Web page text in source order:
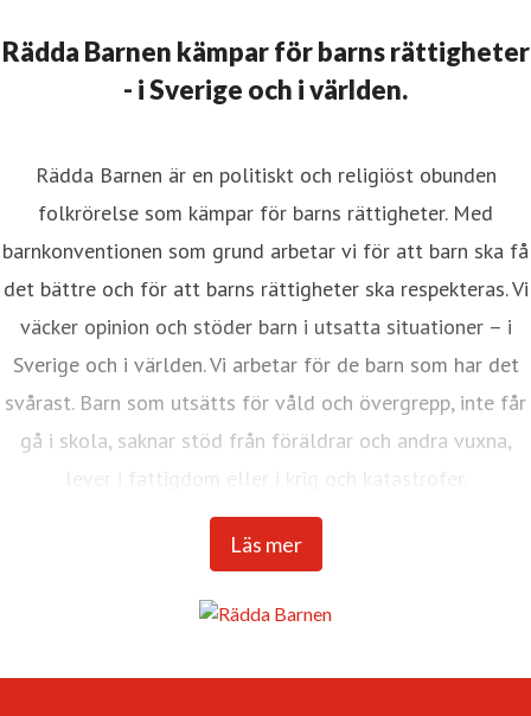
Rädda Barnen kämpar för barns rättigheter
- i Sverige och i världen.
Läs mer
Rädda Barnen är en politiskt och religiöst obunden
folkrörelse som kämpar för barns rättigheter. Med
barnkonventionen som grund arbetar vi för att barn ska få
det bättre och för att barns rättigheter ska respekteras. Vi
väcker opinion och stöder barn i utsatta situationer – i
Sverige och i världen. Vi arbetar för de barn som har det
svårast. Barn som utsätts för våld och övergrepp, inte får
gå i skola, saknar stöd från föräldrar och andra vuxna,
lever i fattigdom eller i krig och katastrofer.
Internationella Rädda Barnen är en av världens största
barnrättsorganisationer med verksamhet i över 120